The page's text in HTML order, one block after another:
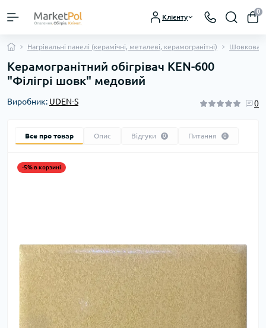
Клієнту
0
Нагрівальні панелі (керамічні, металеві, керамогранітні) Шовкова
Керамогранітний обігрівач KEN-600
"Філігрі шовк" медовий
Виробник: UDEN-S 0
Все про товар Опис Відгуки 0 Питання 0
-5% в корзині